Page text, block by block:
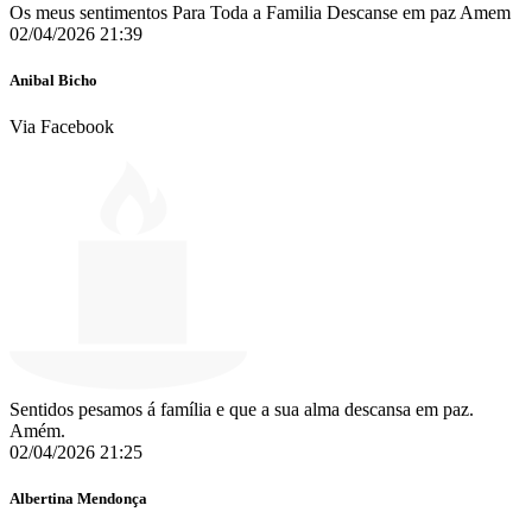
Os meus sentimentos Para Toda a Familia Descanse em paz Amem
02/04/2026 21:39
Anibal Bicho
Via Facebook
Sentidos pesamos á família e que a sua alma descansa em paz.
Amém.
02/04/2026 21:25
Albertina Mendonça